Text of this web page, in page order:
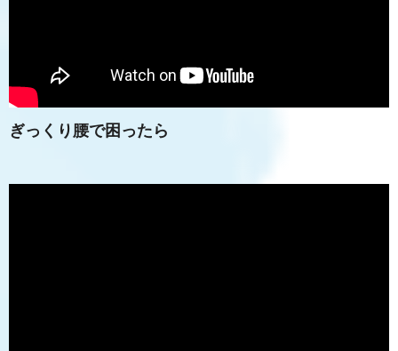
ぎっくり腰で困ったら